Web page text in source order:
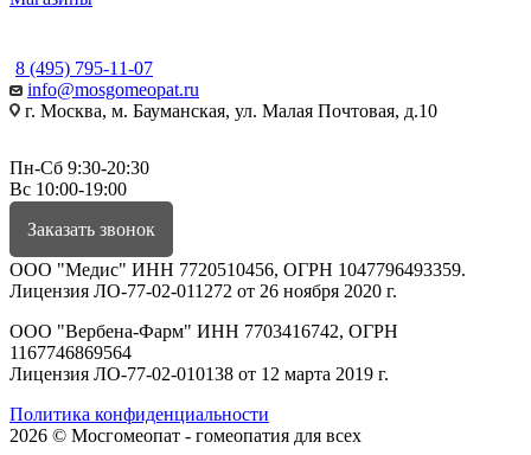
8 (495) 795-11-07
info@mosgomeopat.ru
г. Москва, м. Бауманская, ул. Малая Почтовая, д.10
Пн-Сб 9:30-20:30
Вс 10:00-19:00
Заказать звонок
ООО "Медис" ИНН 7720510456, ОГРН 1047796493359.
Лицензия ЛО-77-02-011272 от 26 ноября 2020 г.
ООО "Вербена-Фарм" ИНН 7703416742, ОГРН
1167746869564
Лицензия ЛО-77-02-010138 от 12 марта 2019 г.
Политика конфиденциальности
2026 © Мосгомеопат - гомеопатия для всех